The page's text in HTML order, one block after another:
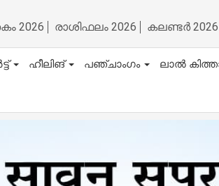
2026 രാശിഫലം 2026 കലണ്ടർ 2026
ഹീലിങ് പഞ്ചാംഗം ലാൽ